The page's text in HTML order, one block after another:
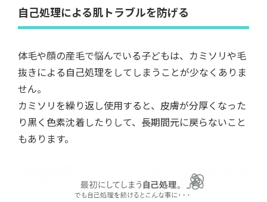
自己処理による肌トラブルを防げる
体毛や顔の産毛で悩んでいる子どもは、カミソリや毛
抜きによる自己処理をしてしまうことが少なくありま
せん。
カミソリを繰り返し使用すると、皮膚が分厚くなった
り黒く色素沈着したりして、長期間元に戻らないこと
もあります。